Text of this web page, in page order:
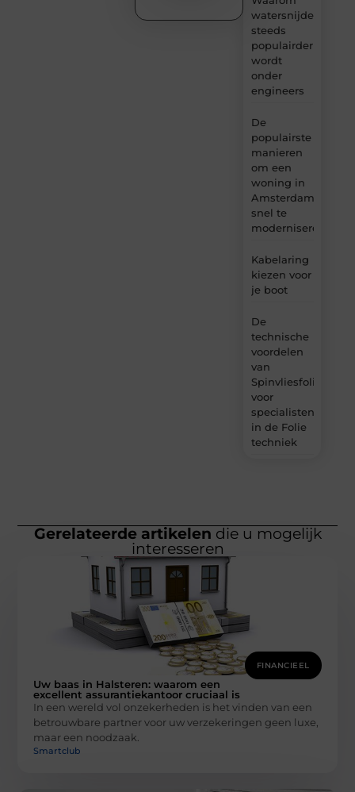
watersnijden
steeds
populairder
wordt
onder
engineers
De
populairste
manieren
om een
woning in
Amsterdam
snel te
moderniseren
Kabelaring
kiezen voor
je boot
De
technische
voordelen
van
Spinvliesfolie
voor
specialisten
in de Folie
techniek
Gerelateerde artikelen die u mogelijk
interesseren
FINANCIEEL
Uw baas in Halsteren: waarom een
excellent assurantiekantoor cruciaal is
In een wereld vol onzekerheden is het vinden van een
betrouwbare partner voor uw verzekeringen geen luxe,
maar een noodzaak.
Smartclub